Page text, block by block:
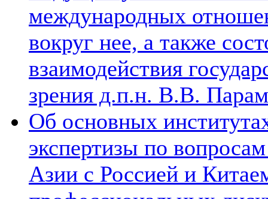
международных
вокруг нее, а также
взаимодействия
зрения д.п.н. В.В.
Об основных
экспертизы по
Азии с Россией и